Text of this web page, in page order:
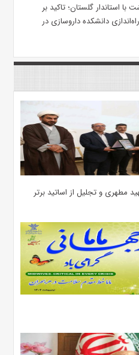
استاندار گلستان؛ تاکید بر
دانشکده داروسازی در
مطهری و تجلیل از اساتید برتر